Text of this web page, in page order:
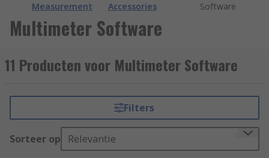
Measurement
Accessories
Software
Multimeter Software
11 Producten voor Multimeter Software
Filters
Sorteer op Relevantie